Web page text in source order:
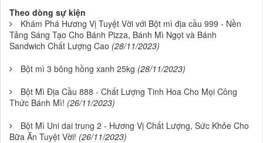
Theo dòng sự kiện
Khám Phá Hương Vị Tuyệt Vời với Bột mì địa cầu 999 - Nền
Tảng Sáng Tạo Cho Bánh Pizza, Bánh Mì Ngọt và Bánh
Sandwich Chất Lượng Cao (28/11/2023)
Bột mì 3 bông hồng xanh 25kg (28/11/2023)
Bột Mì Địa Cầu 888 - Chất Lượng Tinh Hoa Cho Mọi Công
Thức Bánh Mì! (26/11/2023)
Bột Mì Uni dai trung 2 - Hương Vị Chất Lượng, Sức Khỏe Cho
Bữa Ăn Tuyệt Vời! (26/11/2023)